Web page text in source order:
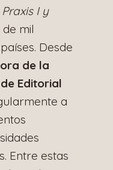
I y
mil
Desde
de la
Editorial
a
Entre estas